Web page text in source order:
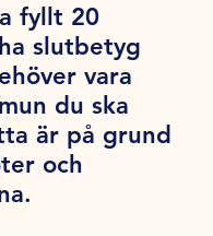
fyllt 20
slutbetyg
vara
du ska
är på grund
och